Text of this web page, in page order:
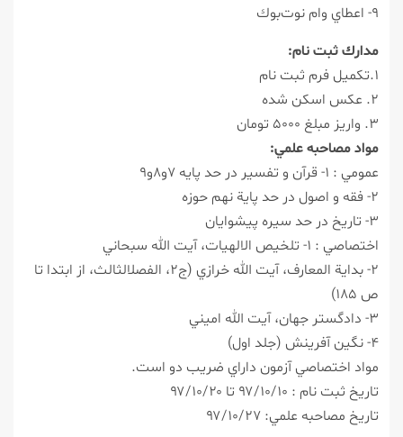
۹- اعطاي وام نوت‌بوك
مدارك ثبت نام:
۱.تكميل فرم ثبت نام
۲. عكس اسكن شده
۳. واریز مبلغ ۵۰۰۰ تومان
مواد مصاحبه علمي:
عمومي : ۱- قرآن و تفسير در حد پايه ۷و۸و۹
۲- فقه و اصول در حد پاية نهم حوزه
۳- تاريخ در حد سيره پيشوايان
اختصاصي : ۱- تلخيص الالهيات، آيت الله سبحاني
۲- بداية المعارف، آيت الله خرازي (ج۲، الفصلالثالث، از ابتدا تا
ص ۱۸۵)
۳- دادگستر جهان، آيت الله اميني
۴- نگين آفرينش (جلد اول)
مواد اختصاصي آزمون داراي ضريب دو است.
تاريخ ثبت نام : ۹۷/۱۰/۱۰ تا ۹۷/۱۰/۲۰
تاريخ مصاحبه علمي: ۹۷/۱۰/۲۷